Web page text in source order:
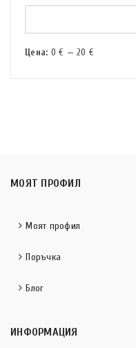
Цена: 0 € — 20 €
МОЯТ ПРОФИЛ
Моят профил
Поръчка
Блог
ИНФОРМАЦИЯ